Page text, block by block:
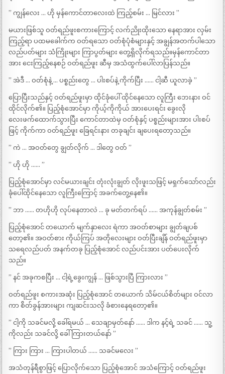
” ကျွန်လေး … ဟို မှန်ကောင်တာလေးထဲ ကြည့်စမ်း … မြင်လား ”
မယားဖြစ်သူ ဝတ်ရည်ဖူးစကားကြောင့် လက်ညိုးထိုးသော နေရာအား လှမ်း
ကြည့်ရာ ပထမခေါက်က ဝတ်ရသော ဝတ်စုံပုံစံများနှင့် အချွန်အတက်ပါသော
လည်ပတ်များ သံကြိုးများ ကြာပွတ်များ တွေ့ရှိလိုက်ရသည်။မှန်ကောင်တာ
အား ငေးကြည့်နေစဉ် ဝတ်ရည်ဖူး ဆီမှ အသံထွက်ပေါ်လာပြန်သည်။
” အဲဒီ … ဝတ်စုံနဲ့ … ပစ္စည်းတွေ … ပါးစပ်နဲ့ ကိုက်ပြီး …… ငါ့ဆီ ယူလာခဲ့ ”
ပြောပြီးသည်နှင့် ဝတ်ရည်ဖူးမှာ ထိုင်ခုံပေါ် ထိုင်နေသော လူကြီး ဘေးနား ဝင်
ထိုင်လိုက်၏။ ပြည့်စုံအောင်မှာ ကိုယ့်ကိုကိုယ် အားပေးရင်း ခွေးလို
လေးဖက်ထောက်သွားပြီး ကောင်တာထဲမှ ဝတ်စုံနှင့် ပစ္စည်းများအား ပါးစပ်
ဖြင့် ကိုက်ကာ ဝတ်ရည်ဖူး ခြေရင်းနား တခုချင်း ချပေးရတော့သည်။
” ကဲ … အဝတ်တွေ ချွတ်လိုက် … ဒါတွေ ဝတ် ”
” ဟို ဟို …… ”
ပြည့်စုံအောင်မှာ လင်မယားချင်း တုံးလုံးချွတ် လိုးဖူးသဖြင့် မရှက်သော်လည်း
ခုံပေါ်ထိုင်နေသော လူကြီးကြောင့် အခက်တွေ့နေ၏။
” ဘာ …… တဟိုဟို လုပ်နေတာလဲ … ခု မတ်တက်ရပ် …… အကုန်ချွတ်စမ်း ”
ပြည့်စုံအောင် တယောက် မျက်နှာလေး ရဲကာ အဝတ်စာများ ချွတ်ချပစ်
တော့၏။ အဝတ်စား ကိုယ်ကြပ် အတိုလေးများ ဝတ်ပြီးချိန် ဝတ်ရည်ဖူးမှာ
သရေလည်ပတ် အနက်တခု ပြည့်စုံအောင် လည်ပင်းအား ပတ်ပေးလိုက်
သည်။
” နင် အခုကစပြီး … ငါ့ရဲ့ခွေးကျွန် … ဖြစ်သွားပြီ ကြားလား ”
ဝတ်ရည်ဖူး စကားအဆုံး ပြည့်စုံအောင် တယောက် သိမ်ငယ်စိတ်များ ဝင်လာ
ကာ စ်ိတ်ခွန်အားများ ကျဆင်းသလို ခံစားနေရတော့၏။
” ငါ့ကို သခင်မလို့ ခေါ်ရမယ် … သေချာမှတ်နော် …… ဒါက နင့်ရဲ့ သခင် …… သူ့
ကိုလည်း သခင်လို့ ခေါ် ကြားတယ်နော် ”
” ကြား ကြား … ကြားပါတယ် …… သခင်မလေး ”
အသံတုန်ရီစွာဖြင့် ပြောလိုက်သော ပြည့်စုံအောင် အသံကြောင့် ဝတ်ရည်ဖူး